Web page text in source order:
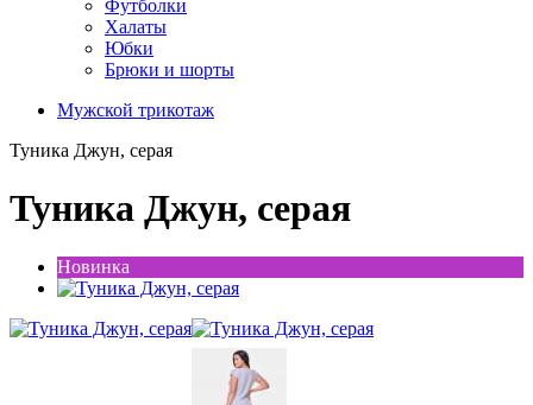
Футболки
Халаты
Юбки
Брюки и шорты
Мужской трикотаж
Туника Джун, серая
Туника Джун, серая
Новинка